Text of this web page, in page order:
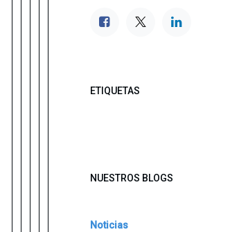
ETIQUETAS
NUESTROS BLOGS
Noticias